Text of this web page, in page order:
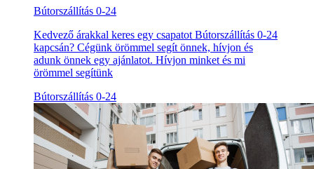
Bútorszállítás 0-24
Kedvező árakkal keres egy csapatot Bútorszállítás 0-24
kapcsán? Cégünk örömmel segít önnek, hívjon és
adunk önnek egy ajánlatot. Hívjon minket és mi
örömmel segítünk
Bútorszállítás 0-24